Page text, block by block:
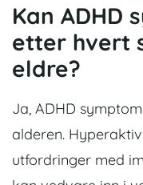
Kan ADHD
etter hvert
eldre?
Ja, ADHD
alderen.
utfordringer med